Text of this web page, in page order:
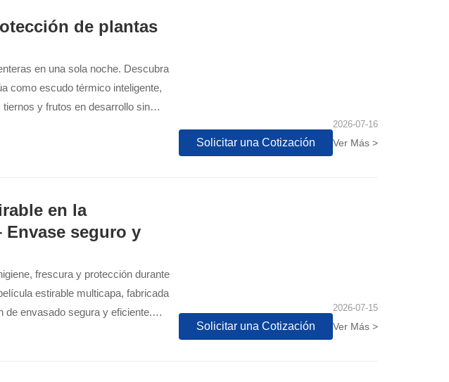
de plantas
en una sola noche. Descubra
como escudo térmico inteligente,
y frutos en desarrollo sin
2026-07-16
Solicitar una Cotización Ver Más >
en la
seguro y
frescura y protección durante
estirable multicapa, fabricada
de envasado segura y eficiente.
estirable produce películas de
2026-07-15
Solicitar una Cotización Ver Más >